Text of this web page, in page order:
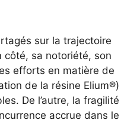
sur la trajectoire
côté, sa notoriété, son
efforts en matière de
de la résine Elium®)
De l’autre, la fragilité
accrue dans le